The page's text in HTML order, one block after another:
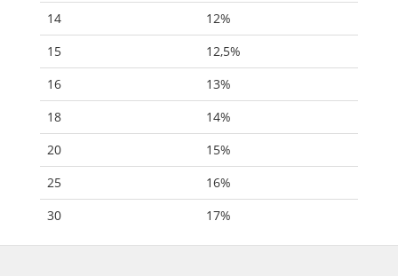
14
12%
15
12,5%
16
13%
18
14%
20
15%
25
16%
30
17%